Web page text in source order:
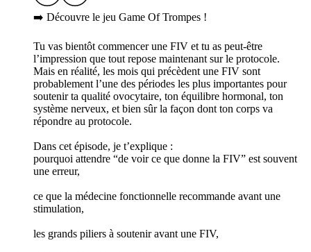
➡️ Découvre le jeu Game Of Trompes !
Tu vas bientôt commencer une FIV et tu as peut-être
l’impression que tout repose maintenant sur le protocole.
Mais en réalité, les mois qui précèdent une FIV sont
probablement l’une des périodes les plus importantes pour
soutenir ta qualité ovocytaire, ton équilibre hormonal, ton
système nerveux, et bien sûr la façon dont ton corps va
répondre au protocole.
Dans cet épisode, je t’explique :
pourquoi attendre “de voir ce que donne la FIV” est souvent
une erreur,
ce que la médecine fonctionnelle recommande avant une
stimulation,
les grands piliers à soutenir avant une FIV,